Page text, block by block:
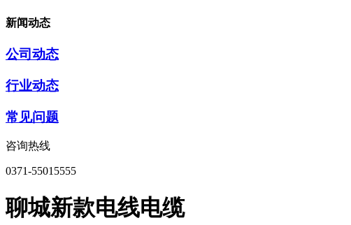
新闻动态
公司动态
行业动态
常见问题
咨询热线
0371-55015555
聊城新款电线电缆